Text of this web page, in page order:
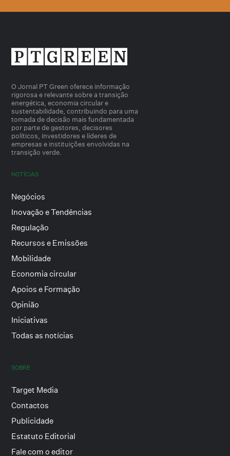
O Jornal PT Green oferece informação
rigorosa e relevante sobre a transição
energética, economia circular e
sustentabilidade, contribuindo para uma
tomada de decisão mais fundamentada
por parte de gestores, decisores
políticos, investidores e líderes de
empresas e instituições envolvidas na
transição verde.
NOTÍCIAS
Negócios
Inovação e Tendências
Regulação
Recursos e Emissões
Mobilidade
Economia circular
Apoios e Formação
Opinião
Iniciativas
Todas as notícias
SOBRE
Target Media
Contactos
Publicidade
Estatuto Editorial
Fale com o editor